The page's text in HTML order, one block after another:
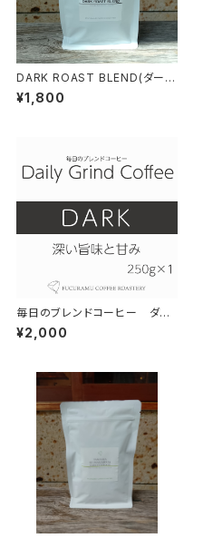
DARK ROAST BLEND(ダーク
ローストブレンド) /150g
¥1,800
毎日のブレンドコーヒー ダー
ク Daily Grind Coffee 300g
×1個
¥2,000